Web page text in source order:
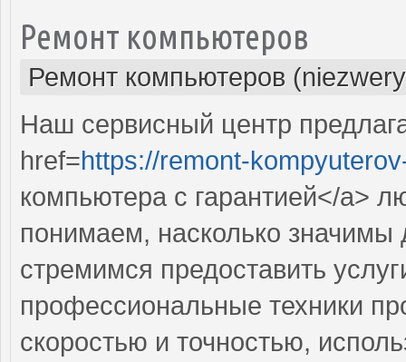
Ремонт компьютеров
Ремонт компьютеров
Наш сервисный центр
href=https://remont-
компьютера с гарантией</a>
понимаем, насколько
стремимся предоставить
профессиональные техники
скоростью и точностью,